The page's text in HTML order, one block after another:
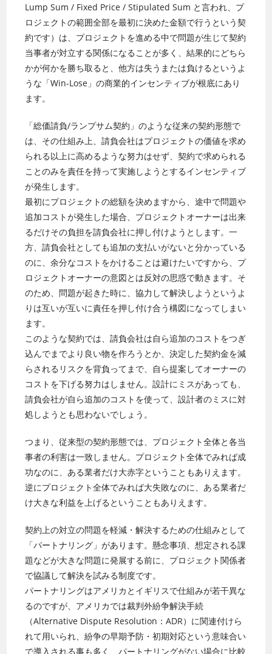
Lump Sum / Fixed Price / Stipulated Sum と言われ、プ
ロジェクトの範囲全部を最初に決めた金額で行うという契
約です）は、プロジェクトを進める中で問題が生じて契約
当事者が対立する関係になることが多く、結果的にどちら
かが何かを勝ち取ると、他方は失うまたは負けるというよ
うな「Win-Lose」の商業的インセンティブが根底にあり
ます。
「総価請負/ランプサム契約」のような従来の契約形態で
は、その仕組み上、請負会社はプロジェクトの価値を求め
られる以上に高めるような努力はせず、契約で求められる
ことのみを責任を持って実施しようとするインセンティブ
が発生します。
最初にプロジェクトの総額を決めますから、途中で問題や
追加コストが発生した場合、プロジェクトオーナーは出来
るだけその負担を請負会社に押し付けようとします。一
方、請負会社としても追加の支払いがないと分かっている
のに、余分なコストをかけることは避けたいですから、プ
ロジェクトオーナーの意図とは反対の思惑で動きます。そ
のため、問題が起きた時に、協力して解決しようというよ
りは互いが互いに責任を押し付け合う構図になってしまい
ます。
このような契約では、請負会社は自ら追加のコストをつぎ
込んでまでより良い物を作ろうとか、決定した契約金を減
らされるリスクを背負ってまで、自ら提案してオーナーの
コストを下げる努力はしません。設計にミスがあっても、
請負会社が自ら追加のコストを使って、設計者のミスに対
処しようとも思わないでしょう。
つまり、従来型の契約形態では、プロジェクト全体と各当
事者の利害は一致しません。プロジェクト全体でみれば成
功なのに、ある業者だけ大赤字ということもありえます。
逆にプロジェクト全体でみれば大失敗なのに、ある業者だ
け大きな利益を上げるということもありえます。
契約上の対立の問題を軽減・解決するための仕組みとして
「パートナリング」があります。懸念事項、想定される課
題などが大きな問題に発展する前に、プロジェクト関係者
で協議して解決を試みる制度です。
パートナリングはアメリカとイギリスで仕組みが若干異な
るのですが、アメリカでは裁判外紛争解決手続
（Alternative Dispute Resolution：ADR）に関連付けら
れて用いられ、紛争の早期予防・初期対応という意味合い
で導入される事も多く、パートナリングがない場合に比較